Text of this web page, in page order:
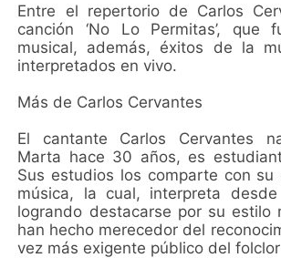
Entre el repertorio de Carlos
canción ‘No Lo Permitas’, que
musical, además, éxitos de la
interpretados en vivo.
Más de Carlos Cervantes
El cantante Carlos Cervantes
Marta hace 30 años, es
Sus estudios los comparte con su
música, la cual, interpreta
logrando destacarse por su estilo
han hecho merecedor del
vez más exigente público del